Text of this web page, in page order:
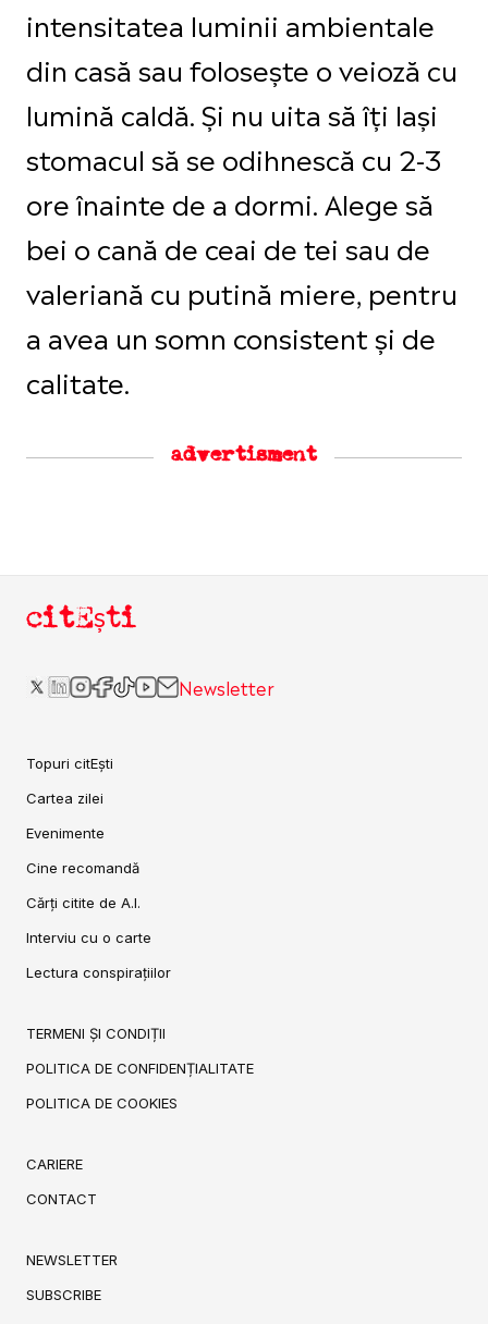
intensitatea luminii ambientale
din casă sau folosește o veioză cu
lumină caldă. Și nu uita să îți lași
stomacul să se odihnescă cu 2-3
ore înainte de a dormi. Alege să
bei o cană de ceai de tei sau de
valeriană cu putină miere, pentru
a avea un somn consistent și de
calitate.
advertisment
citEști
Newsletter
Topuri citEști
Cartea zilei
Evenimente
Cine recomandă
Cărți citite de A.I.
Interviu cu o carte
Lectura conspirațiilor
TERMENI ȘI CONDIȚII
POLITICA DE CONFIDENȚIALITATE
POLITICA DE COOKIES
CARIERE
CONTACT
NEWSLETTER
SUBSCRIBE